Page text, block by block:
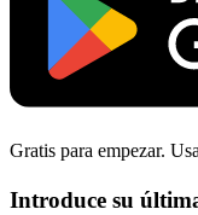
Gratis para empezar.
Introduce su